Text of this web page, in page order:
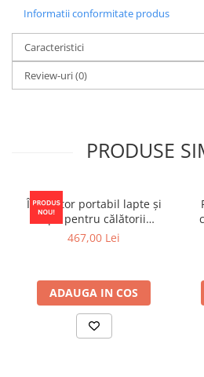
Menținere Sterilă
Cu capacitatea de a menține suzetele
poți avea liniștea că vei avea mereu
și sigură pentru copilul tău.
USB sau cu baterii, aducând astfel un
Sterilizare Simplă în 3 Pași:
sterilizarea să înceapă.
Îngrijire Rapidă și Eficientă
Cu sterilizatorul Duccio, asigură-te că
și gata de utilizare!
Informatii conformitate produs
Caracteristici
Review-uri(0)
PRODUSE
Încălzitor portabil lapte și
apă pentru călătorii
Momcozy Portable Bottle
467,00 Lei
ADAUGA IN COS